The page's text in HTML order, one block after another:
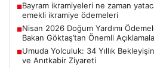
■Bayram ikramiyeleri ne zaman
emekli ikramiye ödemeleri
■Nisan 2026 Doğum Yardımı
Bakan Göktaş’tan Önemli
■Umuda Yolculuk: 34 Yıllık
ve Anıtkabir Ziyareti